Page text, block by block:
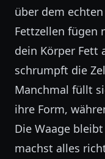
über dem
Fettzellen fügen
dein Körper Fett
schrumpft die
Manchmal füllt
ihre Form,
Die Waage
machst alles